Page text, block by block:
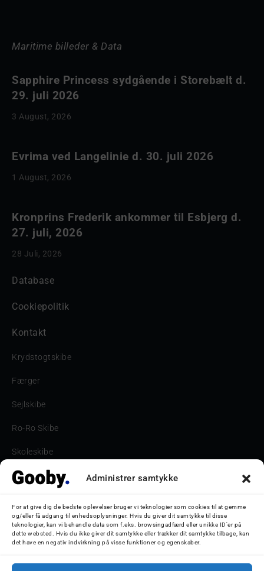
Administrer samtykke
For at give dig de bedste oplevelser bruger vi teknologier som cookies til at gemme
og/eller få adgang til enhedsoplysninger. Hvis du giver dit samtykke til disse
teknologier, kan vi behandle data som f.eks. browsingadfærd eller unikke ID'er på
dette websted. Hvis du ikke giver dit samtykke eller trækker dit samtykke tilbage, kan
det have en negativ indvirkning på visse funktioner og egenskaber.
Maritime billeder & Data
Sapphire Princess sydgående i Storebælt d.
29. juli 2026
3 August, 2026
Evrima ved Langelinie d. 30. juli 2026
1 August, 2026
Kronprins Frederik ankommer til Esbjerg d.
27. juli, 2026
28 Juli, 2026
Database
Cookiepolitik
Kontakt
Krydstogtskibe
Færger
Sejlskibe
Ro-Ro Skibe
Skoleskibe
Havne & Turbåde samt restaurantionsskibe
Bilskib
Storebæltsbroen